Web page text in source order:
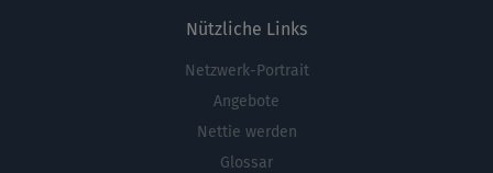
Nützliche Links
Fußbereichsmenü
Netzwerk-Portrait
Angebote
Nettie werden
Glossar